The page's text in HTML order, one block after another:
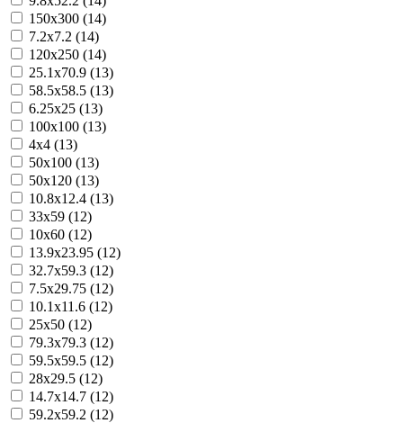
150x300 (14)
7.2x7.2 (14)
120x250 (14)
25.1x70.9 (13)
58.5x58.5 (13)
6.25x25 (13)
100x100 (13)
4x4 (13)
50x100 (13)
50x120 (13)
10.8x12.4 (13)
33x59 (12)
10x60 (12)
13.9x23.95 (12)
32.7x59.3 (12)
7.5x29.75 (12)
10.1x11.6 (12)
25x50 (12)
79.3x79.3 (12)
59.5x59.5 (12)
28x29.5 (12)
14.7x14.7 (12)
59.2x59.2 (12)